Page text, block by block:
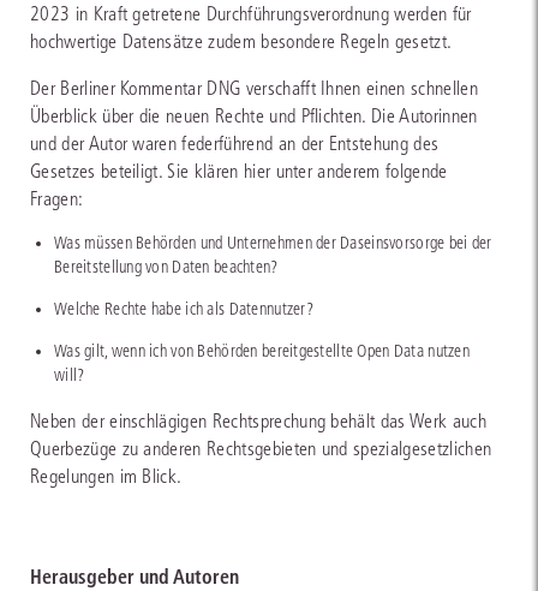
2023 in Kraft getretene Durchführungsverordnung werden für
hochwertige Datensätze zudem besondere Regeln gesetzt.
Der Berliner Kommentar DNG verschafft Ihnen einen schnellen
Überblick über die neuen Rechte und Pflichten. Die Autorinnen
und der Autor waren federführend an der Entstehung des
Gesetzes beteiligt. Sie klären hier unter anderem folgende
Fragen:
Was müssen Behörden und Unternehmen der Daseinsvorsorge bei der
Bereitstellung von Daten beachten?
Welche Rechte habe ich als Datennutzer?
Was gilt, wenn ich von Behörden bereitgestellte Open Data nutzen
will?
Neben der einschlägigen Rechtsprechung behält das Werk auch
Querbezüge zu anderen Rechtsgebieten und spezialgesetzlichen
Regelungen im Blick.
Herausgeber und Autoren